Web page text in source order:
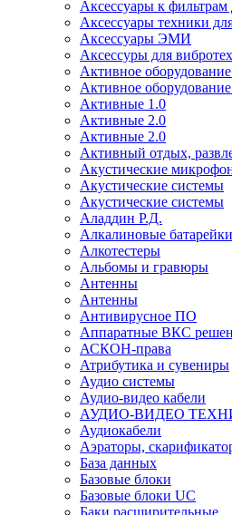
Аксессуары к фильтрам
Аксессуары техники
Аксессуары ЭМИ
Аксессуры для
Активное
Активное
Активные 1.0
Активные 2.0
Активные 2.0
Активный отдых,
Акустические
Акустические системы
Акустические системы
Аладдин Р.Д.
Алкалиновые батарейки
Алкотестеры
Альбомы и гравюры
Антенны
Антенны
Антивирусное ПО
Аппаратные ВКС
АСКОН-права
Атрибутика и сувениры
Аудио системы
Аудио-видео кабели
АУДИО-ВИДЕО
Аудиокабели
Аэраторы,
База данных
Базовые блоки
Базовые блоки UC
Баки расширительные